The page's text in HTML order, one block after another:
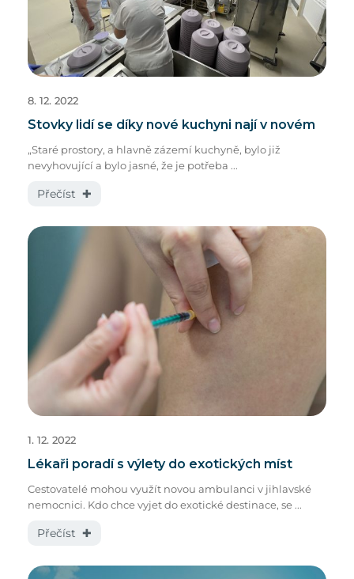
Stovky lidí se díky nové kuchyni nají v novém
„Staré prostory, a hlavně zázemí kuchyně, bylo již
nevyhovující a bylo jasné, že je potřeba ...
Přečíst ✚
8. 12. 2022
Lékaři poradí s výlety do exotických míst
Cestovatelé mohou využít novou ambulanci v jihlavské
nemocnici. Kdo chce vyjet do exotické destinace, se ...
Přečíst ✚
1. 12. 2022